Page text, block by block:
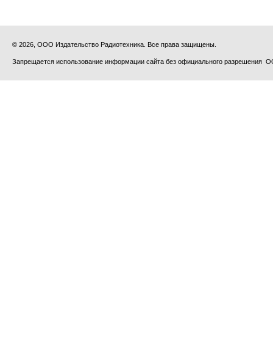
© 2026, ООО Издательство Радиотехника. Все права защищены.
Запрещается использование информации сайта без официального разрешения